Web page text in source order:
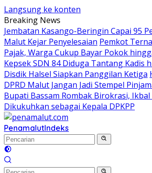
Langsung ke konten
Breaking News
Jembatan Kasango-Beringin Capai 95
Malut Kejar Penyelesaian Pemkot
Pajak, Warga Cukup Bayar Pokok
Kepsek SDN 84 Diduga Tantang Kadis
Disdik Halsel Siapkan Panggilan Ketiga
DPRD Malut Jangan Jadi Stempel
Bupati Bassam Rombak Birokrasi,
Dikukuhkan sebagai Kepala DPKPP
PenamalutIndeks